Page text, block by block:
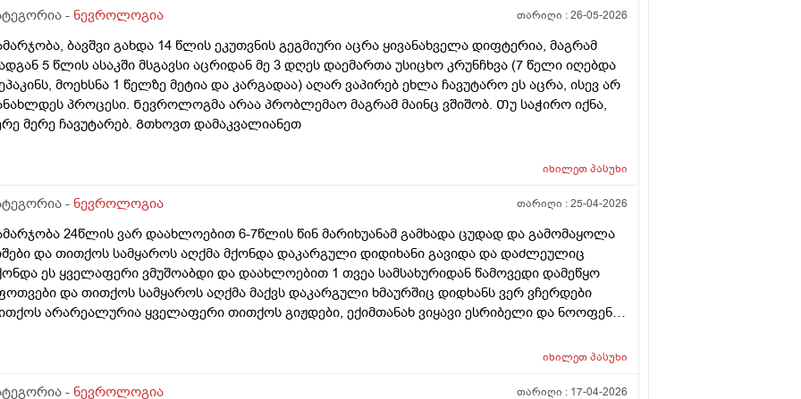
- ნევროლოგია თარიღი :26-05-2026
ბავშვი გახდა 14 წლის ეკუთვნის გეგმიური აცრა ყივანახველა დიფტერია, მაგრამ
5 წლის ასაკში მსგავსი აცრიდან მე 3 დღეს დაემართა უსიცხო კრუნჩხვა (7 წელი იღებდა
მოეხსნა 1 წელზე მეტია და კარგადაა) აღარ ვაპირებ ეხლა ჩავუტარო ეს აცრა, ისევ არ
პროცესი. Ნევროლოგმა არაა პრობლემაო მაგრამ მაინც ვშიშობ. Თუ საჭირო იქნა,
მერე ჩავუტარებ. Გთხოვთ დამაკვალიანეთ
იხილეთპასუხი
- ნევროლოგია თარიღი :25-04-2026
24წლის ვარ დაახლოებით 6-7წლის წინ მარიხუანამ გამხადა ცუდად და გამომაყოლა
და თითქოს სამყაროს აღქმა მქონდა დაკარგული დიდიხანი გავიდა და დაძლეულიც
ეს ყველაფერი ვმუშოაბდი და დაახლოებით 1 თვეა სამსახურიდან წამოვედი დამეწყო
და თითქოს სამყაროს აღქმა მაქვს დაკარგული ხმაურშიც დიდხანს ვერ ვჩერდები
არარეალურია ყველაფერი თითქოს გიჟდები, ექიმთანახ ვიყავი ესრიბელი და ნოოფენი
იხილეთპასუხი
- ნევროლოგია თარიღი : 17-04-2026